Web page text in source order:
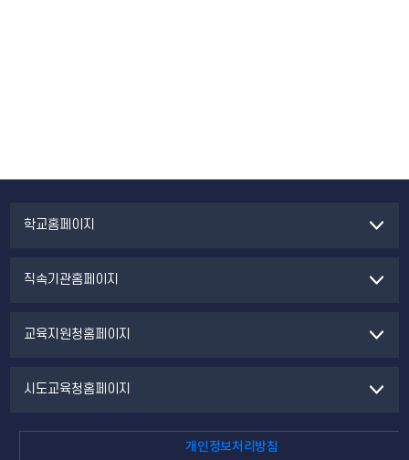
학교홈페이지
직속기관홈페이지
교육지원청홈페이지
시도교육청홈페이지
개인정보처리방침